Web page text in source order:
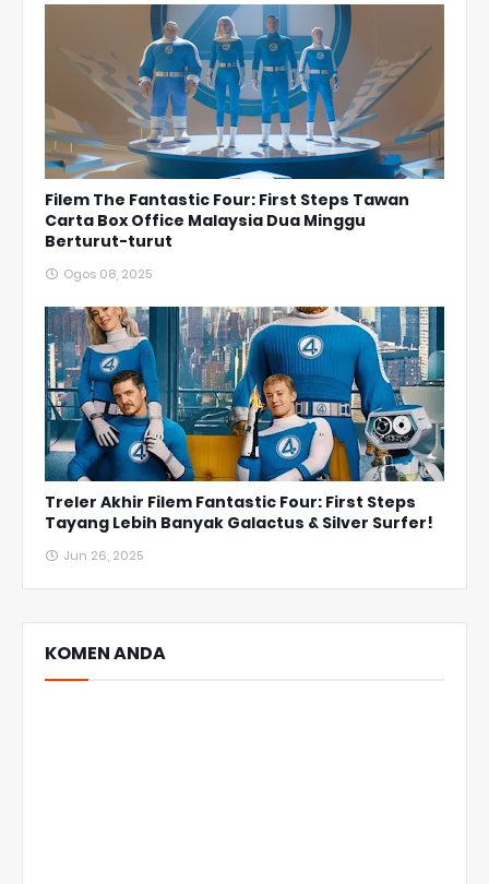
Filem The Fantastic Four: First Steps Tawan
Carta Box Office Malaysia Dua Minggu
Berturut-turut
Ogos 08, 2025
Treler Akhir Filem Fantastic Four: First Steps
Tayang Lebih Banyak Galactus & Silver Surfer!
Jun 26, 2025
KOMEN ANDA